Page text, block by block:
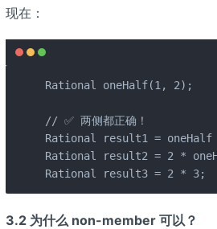
现在：
Rational oneHalf(1, 2);
// ✅ 两侧都正确！
Rational result1 =
Rational result2 = 2 *
Rational result3 = 2 *
3.2 为什么 non-member 可以？